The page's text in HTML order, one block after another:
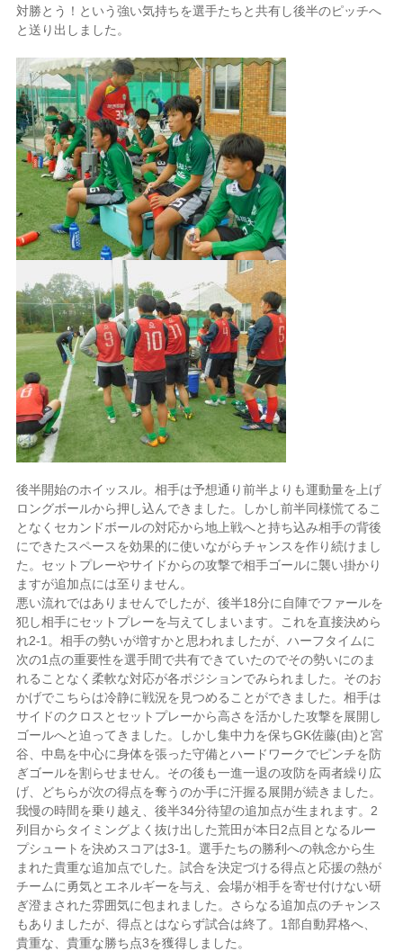
対勝とう！という強い気持ちを選手たちと共有し後半のピッチへ
と送り出しました。
後半開始のホイッスル。相手は予想通り前半よりも運動量を上げ
ロングボールから押し込んできました。しかし前半同様慌てるこ
となくセカンドボールの対応から地上戦へと持ち込み相手の背後
にできたスペースを効果的に使いながらチャンスを作り続けまし
た。セットプレーやサイドからの攻撃で相手ゴールに襲い掛かり
ますが追加点には至りません。
悪い流れではありませんでしたが、後半18分に自陣でファールを
犯し相手にセットプレーを与えてしまいます。これを直接決めら
れ2-1。相手の勢いが増すかと思われましたが、ハーフタイムに
次の1点の重要性を選手間で共有できていたのでその勢いにのま
れることなく柔軟な対応が各ポジションでみられました。そのお
かげでこちらは冷静に戦況を見つめることができました。相手は
サイドのクロスとセットプレーから高さを活かした攻撃を展開し
ゴールへと迫ってきました。しかし集中力を保ちGK佐藤(由)と宮
谷、中島を中心に身体を張った守備とハードワークでピンチを防
ぎゴールを割らせません。その後も一進一退の攻防を両者繰り広
げ、どちらが次の得点を奪うのか手に汗握る展開が続きました。
我慢の時間を乗り越え、後半34分待望の追加点が生まれます。2
列目からタイミングよく抜け出した荒田が本日2点目となるルー
プシュートを決めスコアは3-1。選手たちの勝利への執念から生
まれた貴重な追加点でした。試合を決定づける得点と応援の熱が
チームに勇気とエネルギーを与え、会場が相手を寄せ付けない研
ぎ澄まされた雰囲気に包まれました。さらなる追加点のチャンス
もありましたが、得点とはならず試合は終了。1部自動昇格へ、
貴重な、貴重な勝ち点3を獲得しました。